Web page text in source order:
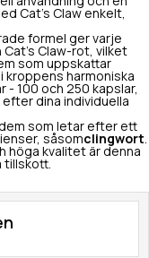
Cat's Claw enkelt,
formel ger varje
Cat's Claw-rot, vilket
som uppskattar
harmoniska
- 100 och 250 kapslar,
dina individuella
som letar efter ett
såsomclingwort
höga kvalitet är denna
tillskott.